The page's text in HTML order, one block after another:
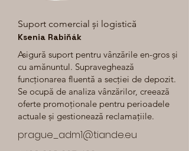
Suport comercial și logistică
Ksenia Rabiňák
Asigură suport pentru vânzările en-gros și
cu amănuntul. Supraveghează
funcționarea fluentă a secției de depozit.
Se ocupă de analiza vânzărilor, creează
oferte promoționale pentru perioadele
actuale și gestionează reclamațiile.
prague_adm1@tiande.eu